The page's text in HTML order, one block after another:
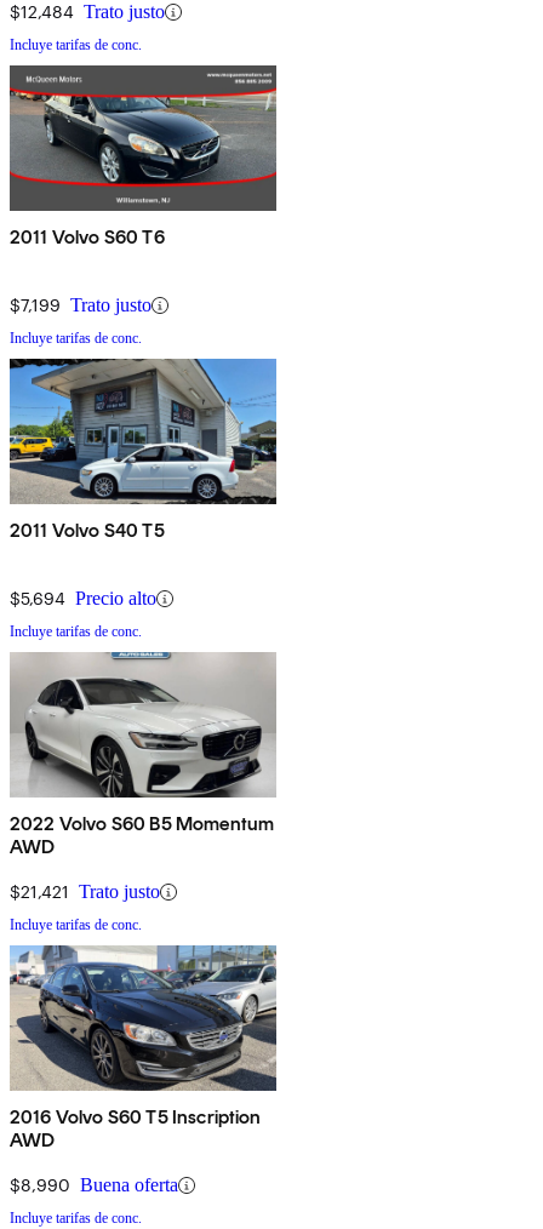
$12,484 Trato justo
Incluye tarifas de conc.
2011 Volvo S60 T6
$7,199 Trato justo
Incluye tarifas de conc.
2011 Volvo S40 T5
$5,694 Precio alto
Incluye tarifas de conc.
2022 Volvo S60 B5 Momentum
AWD
$21,421 Trato justo
Incluye tarifas de conc.
2016 Volvo S60 T5 Inscription
AWD
$8,990 Buena oferta
Incluye tarifas de conc.